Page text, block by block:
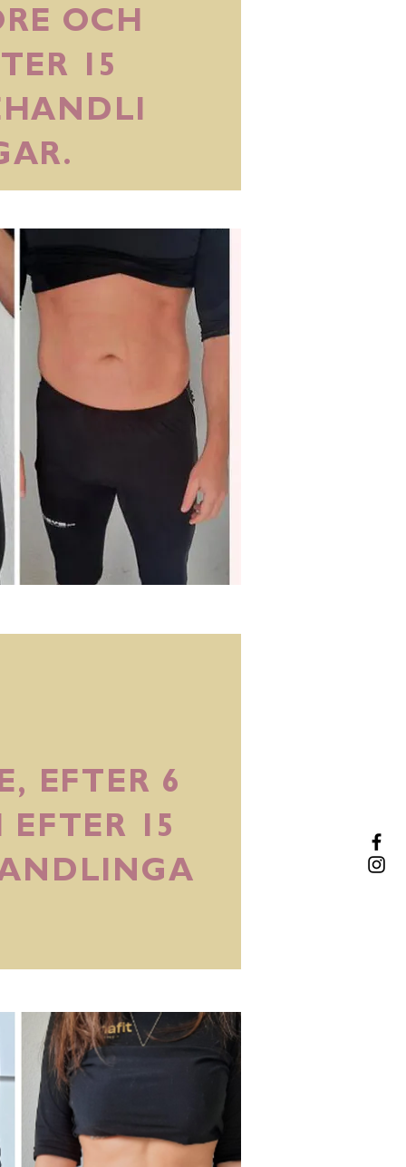
OCH
15
EFTER 6
EFTER 15